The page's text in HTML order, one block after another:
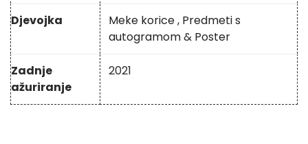
Djevojka Meke korice, Predmeti s
autogramom& Poster
Zadnje
ažuriranje
2021